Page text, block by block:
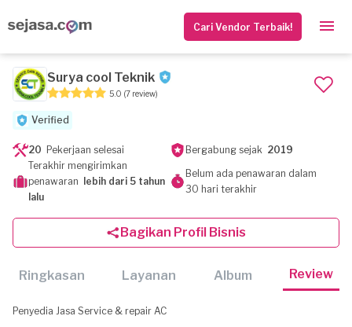
Cari Vendor Terbaik!
Surya cool Teknik
5.0 (7 review)
Verified
20 Pekerjaan selesai Bergabung sejak 2019
Terakhir mengirimkan
penawaran
lebih dari 5 tahun
lalu
Belum ada penawaran dalam
30 hari terakhir
Bagikan Profil Bisnis
Ringkasan Layanan Album Review
Penyedia Jasa Service & repair AC